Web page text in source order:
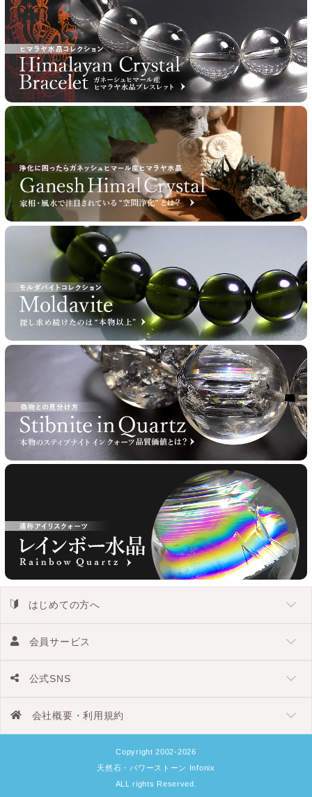
はじめての方へ
会員サービス
公式SNS
会社概要・利用規約
Copyright 2002-2026
天然石・パワーストーン Infonix
ALL rights Reserved.